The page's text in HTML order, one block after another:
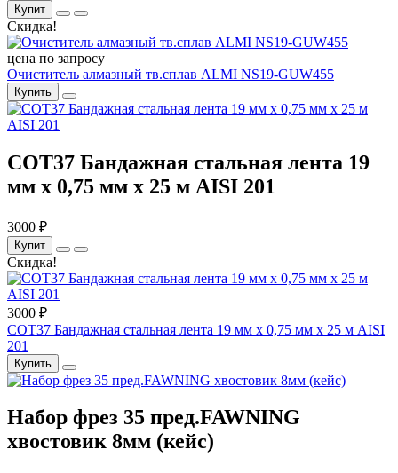
Купит
Скидка!
цена по запросу
Очиститель алмазный тв.сплав ALMI NS19-GUW455
Купить
COT37 Бандажная стальная лента 19
мм x 0,75 мм x 25 м AISI 201
3000 ₽
Купит
Скидка!
3000 ₽
COT37 Бандажная стальная лента 19 мм x 0,75 мм x 25 м AISI
201
Купить
Набор фрез 35 пред.FAWNING
хвостовик 8мм (кейс)